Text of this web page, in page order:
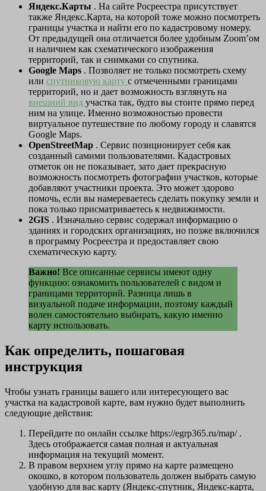
Яндекс.Карты . На сайте Росреестра присутствует
также Яндекс.Карта, на которой тоже можно посмотреть
границы участка и найти его по кадастровому номеру.
От предыдущей она отличается более удобным Zoom’ом
и наличием как схематического изображения
территорий, так и снимками со спутника.
Google Maps . Позволяет не только посмотреть схему
или спутниковую карту с отмеченными границами
территорий, но и дает возможность взглянуть на
внешний вид участка так, будто вы стоите прямо перед
ним на улице. Именно возможностью провести
виртуальное путешествие по любому городу и славятся
Google Maps.
OpenStreetMap . Сервис позиционирует себя как
созданный самими пользователями. Кадастровых
отметок он не показывает, зато дает прекрасную
возможность посмотреть фотографии участков, которые
добавляют участники проекта. Это может здорово
помочь, если вы намереваетесь сделать покупку земли и
пока только присматриваетесь к недвижимости.
2GIS . Изначально сервис содержал информацию о
зданиях и городских организациях, но позже включился
в программу Росреестра и предоставляет свою
схематическую карту.
Важно! Все описанные сервисы имеют одну
функцию: ознакомить пользователей с видом и
границами территорий. Разница лишь в
визуальной подаче информации, поэтому каждый
волен самостоятельно выбирать, какую именно
карту использовать.
Как определить, пошаговая
инструкция
Чтобы узнать границы вашего или интересующего вас
участка на кадастровой карте, вам нужно будет выполнить
следующие действия:
Перейдите по онлайн ссылке https://egrp365.ru/map/ .
Здесь отображается самая полная и актуальная
информация на текущий момент.
В правом верхнем углу прямо на карте размещено
окошко, в котором пользователь должен выбрать самую
удобную для вас карту (Яндекс-спутник, Яндекс-карта,